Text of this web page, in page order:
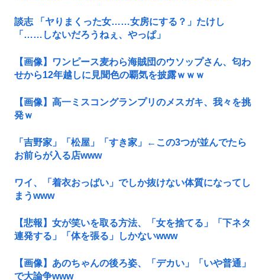
談志 「ヤりまくった女……女房にする？」たけし
「……しないだろうねぇ、やっぱ」
【画像】ワンピース麦わら海賊団のウソップさん、匂わ
せから12年越しに見聞色の覇気を披露ｗｗｗ
【画像】高一ミスコングランプリのメスガキ、我々を挑
発ｗ
「吉野家」「松屋」「すき家」←この3つが並んでたら
お前らが入る店www
ワイ、「着衣おっばい」でしか抜けない体質になってし
まうwww
【悲報】女が笑いを取る方法、「女を捨てる」「下ネタ
連発する」「体を張る」しかないwww
【画像】あのちゃんの後ろ姿、「デカい」「いや普通」
で大論争www